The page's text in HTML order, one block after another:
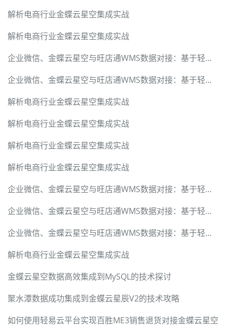
解析电商行业金蝶云星空集成实战
解析电商行业金蝶云星空集成实战
企业微信、金蝶云星空与旺店通WMS数据对接：基于轻易云数据集成平台的技术解密
企业微信、金蝶云星空与旺店通WMS数据对接：基于轻易云数据集成平台的技术解密
解析电商行业金蝶云星空集成实战
解析电商行业金蝶云星空集成实战
解析电商行业金蝶云星空集成实战
解析电商行业金蝶云星空集成实战
企业微信、金蝶云星空与旺店通WMS数据对接：基于轻易云数据集成平台的技术解密
企业微信、金蝶云星空与旺店通WMS数据对接：基于轻易云数据集成平台的技术解密
企业微信、金蝶云星空与旺店通WMS数据对接：基于轻易云数据集成平台的技术解密
解析电商行业金蝶云星空集成实战
金蝶云星空数据高效集成到MySQL的技术探讨
聚水潭数据成功集成到金蝶云星辰V2的技术攻略
如何使用轻易云平台实现百胜ME3销售退货对接金蝶云星空